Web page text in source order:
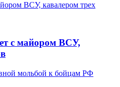
ВСУ, кавалером трех
с майором ВСУ,
мольбой к бойцам РФ